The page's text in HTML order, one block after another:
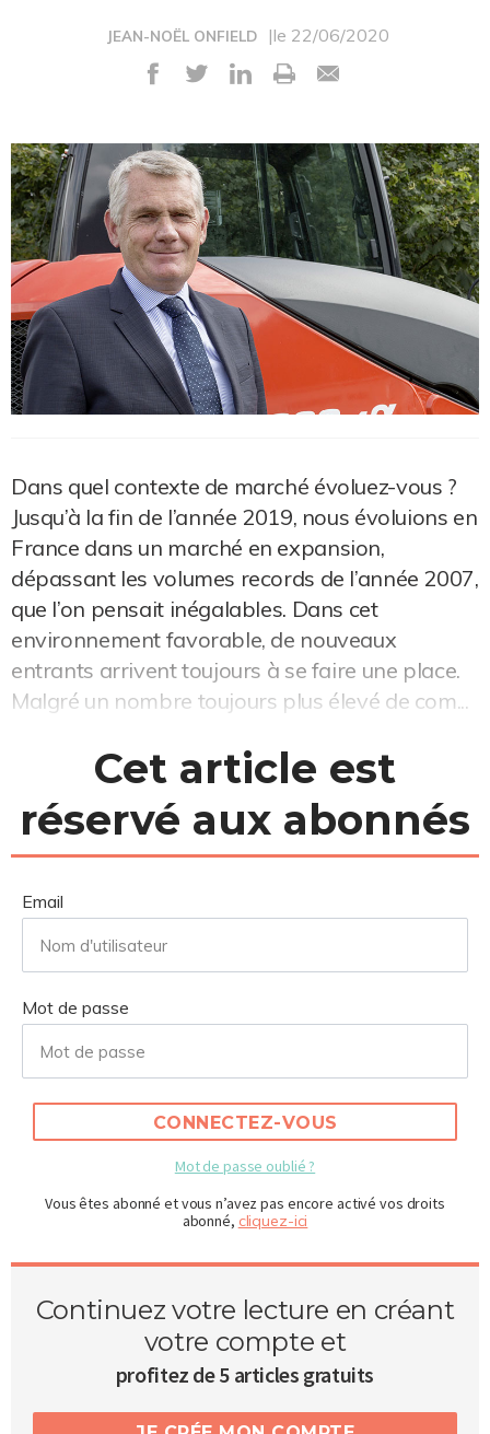
JEAN-NOËL ONFIELD |le 22/06/2020
Dans quel contexte de marché évoluez-vous ?
Jusqu’à la fin de l’année 2019, nous évoluions en
France dans un marché en expansion,
dépassant les volumes records de l’année 2007,
que l’on pensait inégalables. Dans cet
environnement favorable, de nouveaux
entrants arrivent toujours à se faire une place.
Malgré un nombre toujours plus élevé de com...
Cet article est
réservé aux abonnés
Email
Mot de passe
CONNECTEZ-VOUS
Mot de passe oublié ?
Vous êtes abonné et vous n’avez pas encore activé vos droits
abonné, cliquez-ici
Continuez votre lecture en créant
votre compte et
profitez de 5 articles gratuits